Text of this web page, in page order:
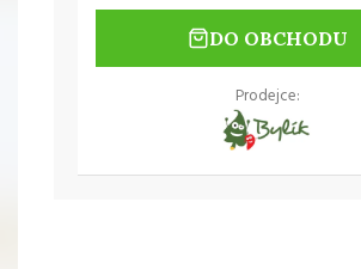
DO OBCHODU
Prodejce: